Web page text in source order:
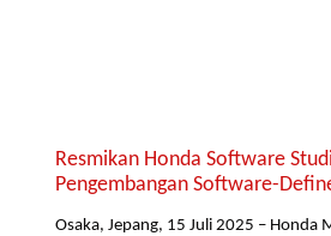
Resmikan Honda Software
Pengembangan Software-
Osaka, Jepang, 15 Juli 2025 – Honda